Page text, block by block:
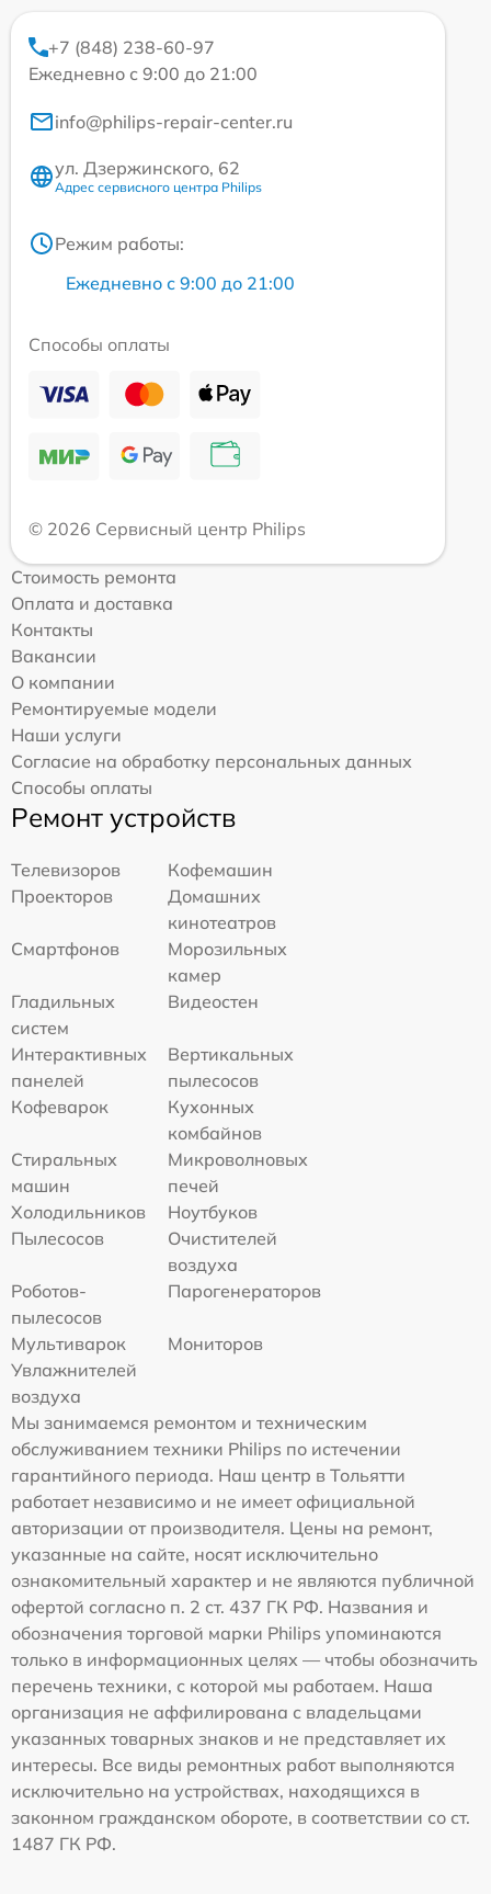
+7 (848) 238-60-97
Ежедневно с 9:00 до 21:00
info@philips-repair-center.ru
ул. Дзержинского, 62
Адрес сервисного центра Philips
Режим работы:
Ежедневно с 9:00 до 21:00
Способы оплаты
© 2026 Сервисный центр Philips
Стоимость ремонта
Оплата и доставка
Контакты
Вакансии
О компании
Ремонтируемые модели
Наши услуги
Согласие на обработку персональных данных
Способы оплаты
Ремонт устройств
Телевизоров
Кофемашин
Проекторов
Домашних
кинотеатров
Смартфонов
Морозильных
камер
Гладильных
систем
Видеостен
Интерактивных
панелей
Вертикальных
пылесосов
Кофеварок
Кухонных
комбайнов
Стиральных
машин
Микроволновых
печей
Холодильников
Ноутбуков
Пылесосов
Очистителей
воздуха
Роботов-
пылесосов
Парогенераторов
Мультиварок
Мониторов
Увлажнителей
воздуха
Мы занимаемся ремонтом и техническим
обслуживанием техники Philips по истечении
гарантийного периода. Наш центр в Тольятти
работает независимо и не имеет официальной
авторизации от производителя. Цены на ремонт,
указанные на сайте, носят исключительно
ознакомительный характер и не являются публичной
офертой согласно п. 2 ст. 437 ГК РФ. Названия и
обозначения торговой марки Philips упоминаются
только в информационных целях — чтобы обозначить
перечень техники, с которой мы работаем. Наша
организация не аффилирована с владельцами
указанных товарных знаков и не представляет их
интересы. Все виды ремонтных работ выполняются
исключительно на устройствах, находящихся в
законном гражданском обороте, в соответствии со ст.
1487 ГК РФ.